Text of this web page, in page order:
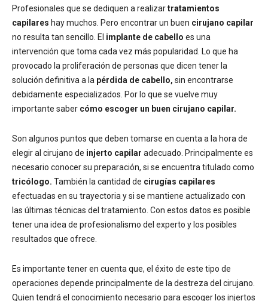
Profesionales que se dediquen a realizartratamientos
capilares hay muchos. Pero encontrar un buen cirujano capilar
no resulta tan sencillo. El implante de cabello es una
intervención que toma cada vez más popularidad. Lo que ha
provocado la proliferación de personas que dicen tener la
solución definitiva a la pérdida de cabello, sin encontrarse
debidamente especializados. Por lo que se vuelve muy
importante saber cómo escoger un buen cirujano capilar.
Son algunos puntos que deben tomarse en cuenta a la hora de
elegir al cirujano de injerto capilar adecuado. Principalmente es
necesario conocer su preparación, si se encuentra titulado como
tricólogo. También la cantidad de cirugías capilares
efectuadas en su trayectoria y si se mantiene actualizado con
las últimas técnicas del tratamiento. Con estos datos es posible
tener una idea de profesionalismo del experto y los posibles
resultados que ofrece.
Es importante tener en cuenta que, el éxito de este tipo de
operaciones depende principalmente de la destreza del cirujano.
Quien tendrá el conocimiento necesario para escoger los injertos